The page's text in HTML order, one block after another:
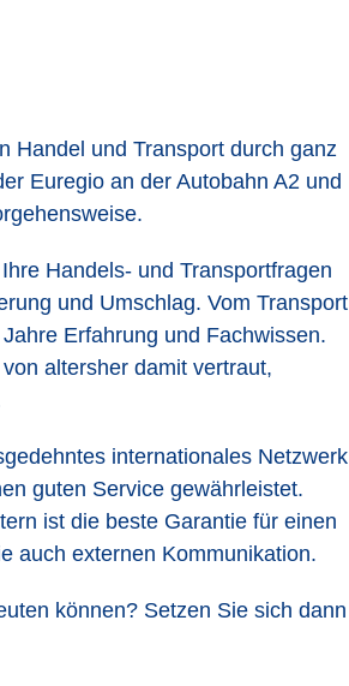
Handel und Transport durch ganz
Euregio an der Autobahn A2 und
Handels- und Transportfragen
und Umschlag. Vom Transport
Erfahrung und Fachwissen.
altersher damit vertraut,
internationales Netzwerk
guten Service gewährleistet.
ist die beste Garantie für einen
auch externen Kommunikation.
können? Setzen Sie sich dann